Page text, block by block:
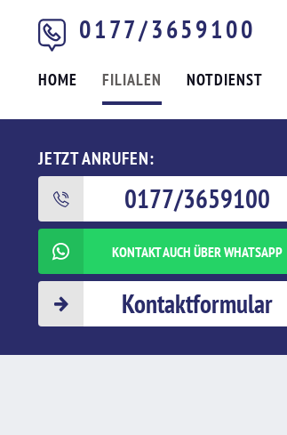
0177/3659100
HOME FILIALEN NOTDIENST
JETZT ANRUFEN:
0177/3659100
KONTAKT AUCH ÜBER WHATSAPP
Kontaktformular